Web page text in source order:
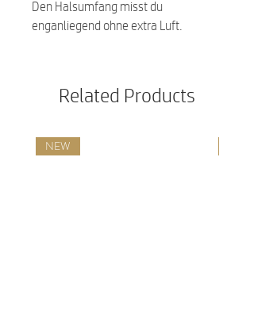
Den Halsumfang misst du
enganliegend ohne extra Luft.
Related Products
NEW